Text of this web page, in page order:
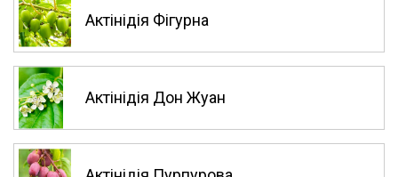
Актінідія Фігурна
Актінідія Дон Жуан